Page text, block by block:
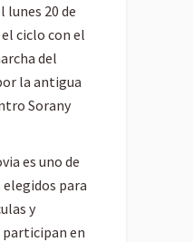
lunes 20 de
ciclo con el
del
la antigua
Sorany
es uno de
elegidos para
y
en